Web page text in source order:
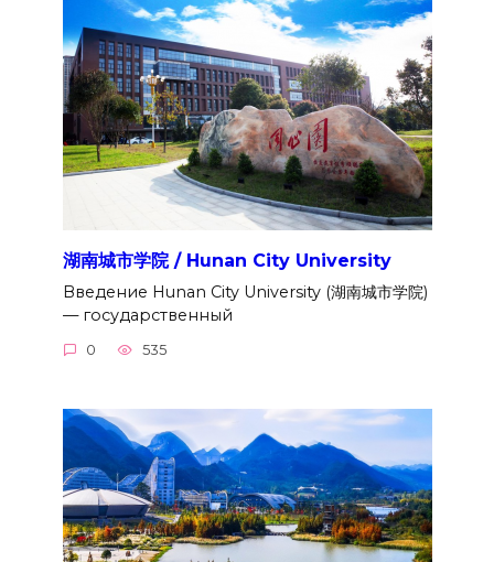
湖南城市学院 / Hunan City University
Введение Hunan City University (湖南城市学院)
— государственный
0 535